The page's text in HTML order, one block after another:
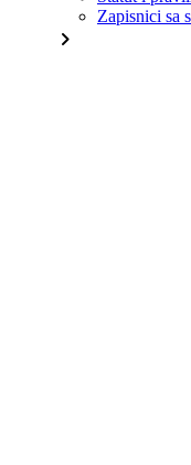
Zapisnici sa
chevron_right